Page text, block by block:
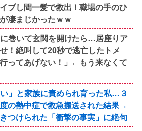
ブし間一髪で救出！職場の手のひ
凄まじかったｗｗ
巻いて玄関を開けたら…居座りア
！絶叫して20秒で逃亡したトメ
行ってあげない！」←もう来なくて
い」と家族に責められ育った私…３
の熱中症で救急搬送された結果→
つけられた「衝撃の事実」に絶句